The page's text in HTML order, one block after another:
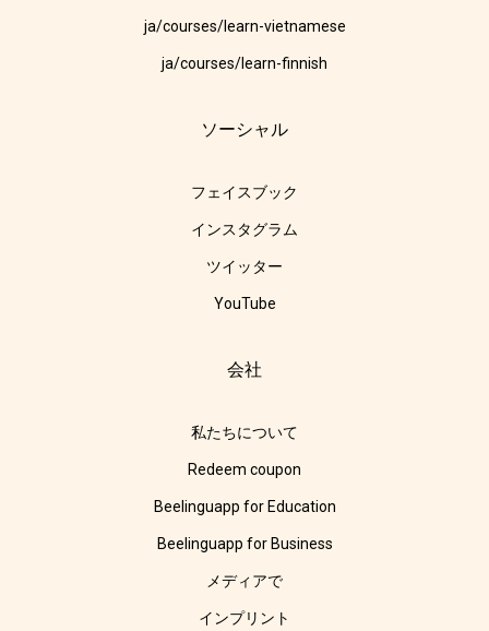
ja/courses/learn-vietnamese
ja/courses/learn-finnish
ソーシャル
フェイスブック
インスタグラム
ツイッター
YouTube
会社
私たちについて
Redeem coupon
Beelinguapp for Education
Beelinguapp for Business
メディアで
インプリント